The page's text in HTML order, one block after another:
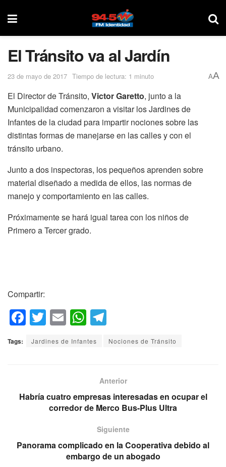
El Tránsito va al Jardín
23 de mayo de 2017 Tiempo de lectura: 1 minuto AA
El Director de Tránsito, Victor Garetto, junto a la
Municipalidad comenzaron a visitar los Jardines de
Infantes de la ciudad para impartir nociones sobre las
distintas formas de manejarse en las calles y con el
tránsito urbano.
Junto a dos inspectoras, los pequeños aprenden sobre
material diseñado a medida de ellos, las normas de
manejo y comportamiento en las calles.
Próximamente se hará igual tarea con los niños de
Primero a Tercer grado.
Compartir:
F
a
c
o
T
wi
tt
E
m
ail
W
h
at
p
p
el
e
a
m
Tags: Jardines de Infantes Nociones de Tránsito
Anterior
Habría cuatro empresas interesadas en ocupar el
corredor de Merco Bus-Plus Ultra
Siguiente
Panorama complicado en la Cooperativa debido al
embargo de un abogado